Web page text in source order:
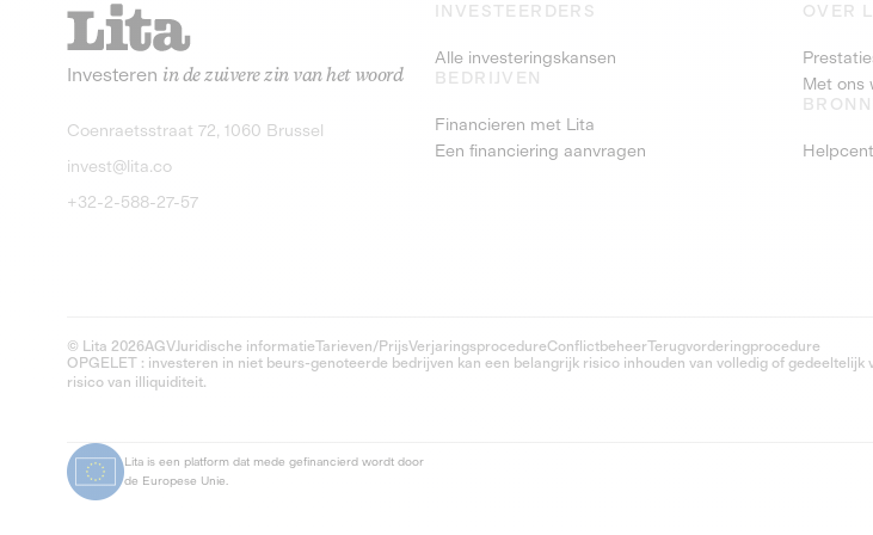
Investeren in de zuivere zin van het woord
Coenraetsstraat 72, 1060 Brussel
invest@lita.co
+32-2-588-27-57
INVESTEERDERS
Alle investeringskansen
BEDRIJVEN
Financieren met Lita
Een financiering aanvragen
OVER
Met ons
© Lita 2026AGVJuridische informatieTarieven/PrijsVerjaringsprocedureConflictbeheerTerugvorderingprocedure
OPGELET : investeren in niet beurs-genoteerde bedrijven kan een belangrijk risico inhouden van volledig of gedeeltelijk
risico van illiquiditeit.
Lita is een platform dat mede gefinancierd wordt door
de Europese Unie.